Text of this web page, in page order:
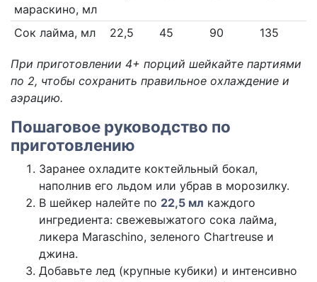
мараскино, мл
Сок лайма, мл 22,5 45 90 135
При приготовлении 4+ порций шейкайте партиями
по 2, чтобы сохранить правильное охлаждение и
аэрацию.
Пошаговое руководство по
приготовлению
Заранее охладите коктейльный бокал,
наполнив его льдом или убрав в морозилку.
В шейкер налейте по 22,5 мл каждого
ингредиента: свежевыжатого сока лайма,
ликера Maraschino, зеленого Chartreuse и
джина.
Добавьте лед (крупные кубики) и интенсивно